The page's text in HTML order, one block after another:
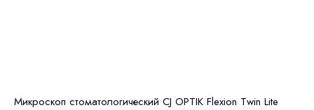
Микроскоп стоматологический CJ OPTIK Flexion Twin Lite